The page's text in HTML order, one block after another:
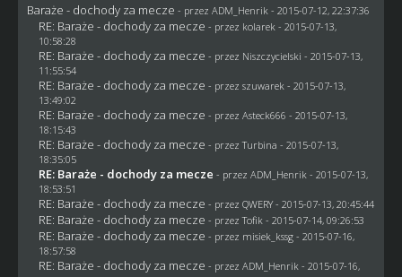
Baraże - dochody za mecze - przez ADM_Henrik - 2015-07-12, 22:37:36
RE: Baraże - dochody za mecze - przez kolarek - 2015-07-13,
10:58:28
RE: Baraże - dochody za mecze - przez Niszczycielski - 2015-07-13,
11:55:54
RE: Baraże - dochody za mecze - przez szuwarek - 2015-07-13,
13:49:02
RE: Baraże - dochody za mecze - przez Asteck666 - 2015-07-13,
18:15:43
RE: Baraże - dochody za mecze - przez Turbina - 2015-07-13,
18:35:05
RE: Baraże - dochody za mecze - przez ADM_Henrik - 2015-07-13,
18:53:51
RE: Baraże - dochody za mecze - przez QWERY- 2015-07-13, 20:45:44
RE: Baraże - dochody za mecze - przezTofik - 2015-07-14, 09:26:53
RE: Baraże - dochody za mecze - przez misiek_kssg- 2015-07-16,
18:57:58
RE: Baraże - dochody za mecze - przez ADM_Henrik - 2015-07-16,